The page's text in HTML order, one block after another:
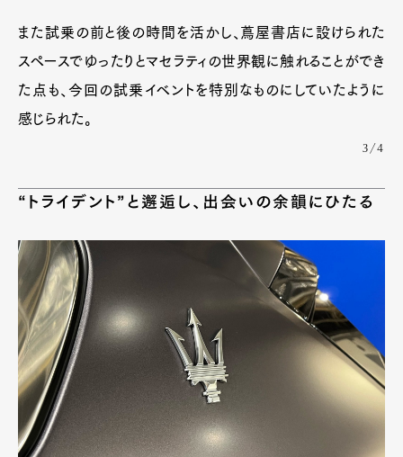
また試乗の前と後の時間を活かし、蔦屋書店に設けられた
スペースでゆったりとマセラティの世界観に触れることができ
た点も、今回の試乗イベントを特別なものにしていたように
感じられた。
3/4
“トライデント”と邂逅し、出会いの余韻にひたる